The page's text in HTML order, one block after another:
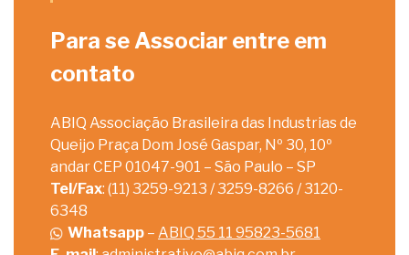
Para se Associar entre em
contato
ABIQ Associação Brasileira das Industrias de
Queijo Praça Dom José Gaspar, Nº 30, 10º
andar CEP 01047-901 – São Paulo – SP
Tel/Fax: (11) 3259-9213 / 3259-8266 / 3120-
6348
Whatsapp – ABIQ 55 11 95823-5681